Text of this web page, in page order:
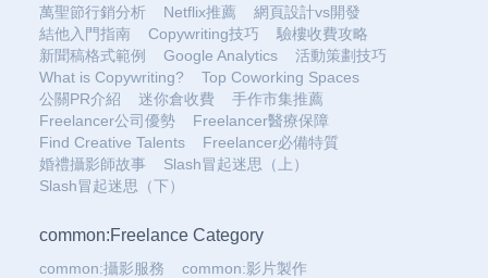
萬聖節行銷分析
Netflix推薦
網頁設計vs開發
結他入門指南
Copywriting技巧
驗樓收費攻略
新聞稿格式範例
Google Analytics
活動策劃技巧
What is Copywriting?
Top Coworking Spaces
公關PR介紹
迷你倉收費
手作市集推薦
Freelancer公司優勢
Freelancer醫療保障
Find Creative Talents
Freelancer必備特質
婚禮攝影師故事
Slash冒起迷思（上）
Slash冒起迷思（下）
common:Freelance Category
common:攝影服務
common:影片製作